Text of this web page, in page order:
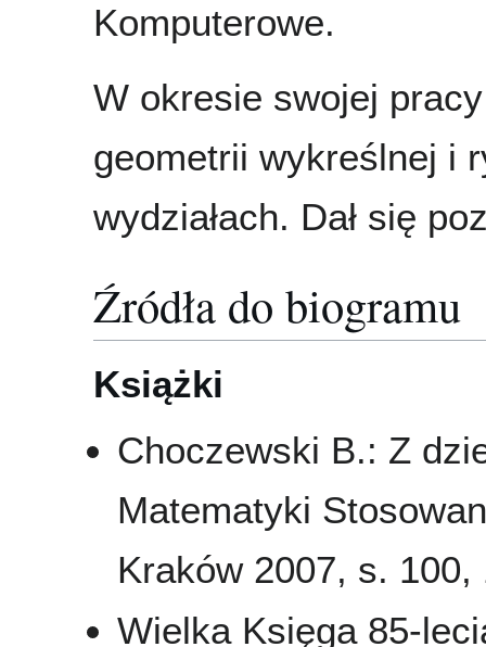
Komputerowe.
W okresie swojej
geometrii wykreślnej i
wydziałach. Dał się
Źródła do biogramu
Książki
Choczewski B.: Z
Matematyki
Kraków 2007, s. 100,
Wielka Księga 85-